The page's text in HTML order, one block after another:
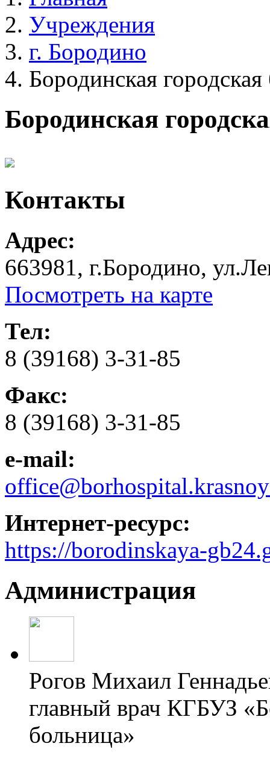
Учреждения
г. Бородино
Бородинская
Бородинская
Контакты
Адрес:
663981, г.Бородино,
Посмотреть на карте
Тел:
8 (39168) 3-31-85
Факс:
8 (39168) 3-31-85
e-mail:
Интернет-ресурс:
https://borodinskaya-
Администрация
Рогов Михаил
главный врач КГБУЗ
больница»